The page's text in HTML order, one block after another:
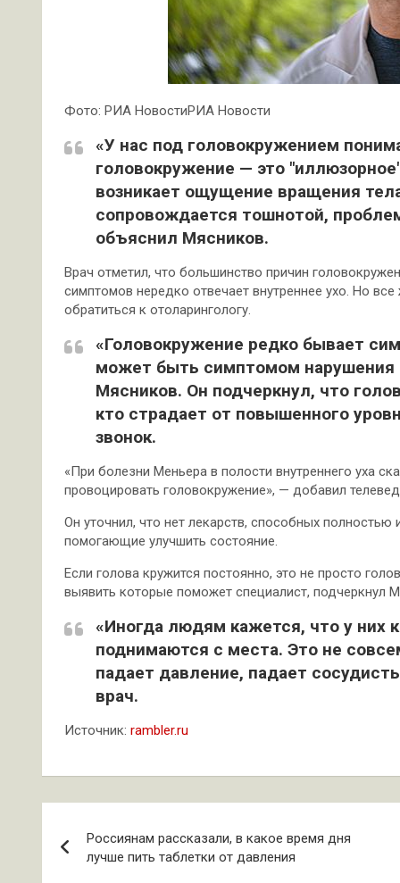
Фото: РИА НовостиРИА Новости
«У нас под головокружением
головокружение — это
возникает ощущение вращения
сопровождается тошнотой,
объяснил Мясников.
Врач отметил, что большинство причин
симптомов нередко отвечает внутреннее ухо. Но
обратиться к отоларингологу.
«Головокружение редко бывает
может быть симптомом нарушения
Мясников. Он подчеркнул, что
кто страдает от повышенного
звонок.
«При болезни Меньера в полости внутреннего уха
провоцировать головокружение», — добавил
Он уточнил, что нет лекарств, способных полностью
помогающие улучшить состояние.
Если голова кружится постоянно, это не просто
выявить которые поможет специалист, подчеркнул
«Иногда людям кажется, что у них
поднимаются с места. Это не
падает давление, падает
врач.
Источник: rambler.ru
по
Россиянам рассказали, в какое время дня
лучше пить таблетки от давления